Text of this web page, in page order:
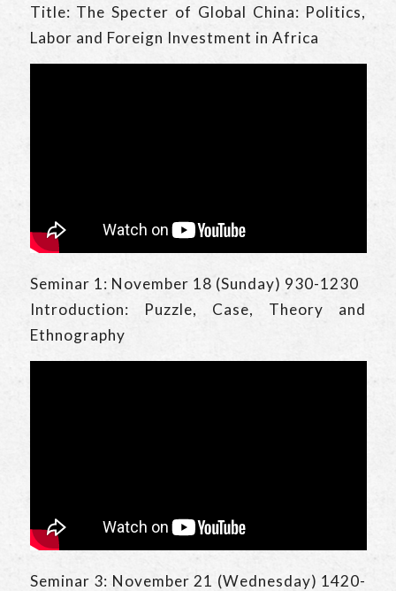
Title: The Specter of Global China: Politics,
Labor and Foreign Investment in Africa
Seminar 1: November 18 (Sunday) 930-1230
Introduction: Puzzle, Case, Theory and
Ethnography
Seminar 3: November 21 (Wednesday) 1420-